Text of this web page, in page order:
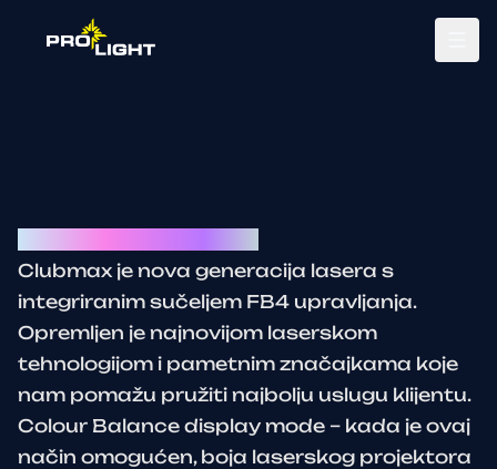
Clubmax je nova generacija lasera s
integriranim sučeljem FB4 upravljanja.
Opremljen je najnovijom laserskom
tehnologijom i pametnim značajkama koje
nam pomažu pružiti najbolju uslugu klijentu.
Colour Balance display mode – kada je ovaj
način omogućen, boja laserskog projektora